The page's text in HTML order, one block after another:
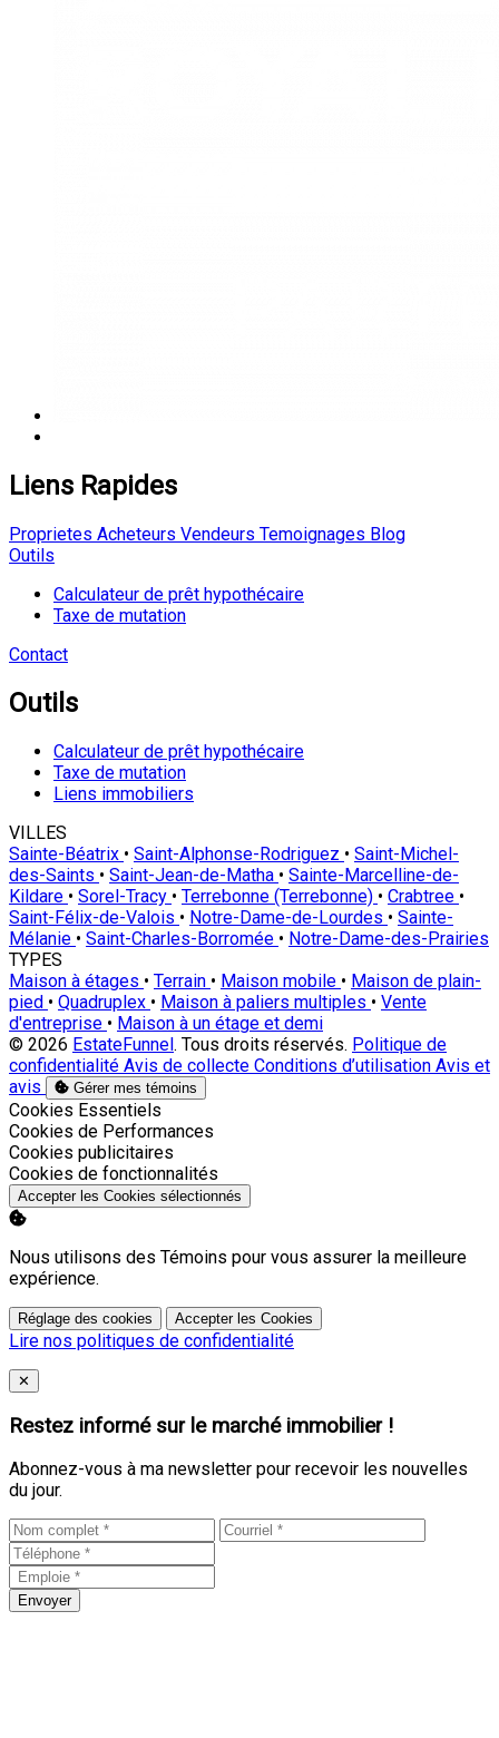
Liens Rapides
Proprietes Acheteurs Vendeurs Temoignages Blog
Outils
Calculateur de prêt hypothécaire
Taxe de mutation
Contact
Outils
Calculateur de prêt hypothécaire
Taxe de mutation
Liens immobiliers
VILLES
Sainte-Béatrix • Saint-Alphonse-Rodriguez • Saint-Michel-
des-Saints • Saint-Jean-de-Matha • Sainte-Marcelline-de-
Kildare • Sorel-Tracy • Terrebonne (Terrebonne) • Crabtree •
Saint-Félix-de-Valois • Notre-Dame-de-Lourdes • Sainte-
Mélanie • Saint-Charles-Borromée • Notre-Dame-des-Prairies
TYPES
Maison à étages • Terrain • Maison mobile • Maison de plain-
pied • Quadruplex • Maison à paliers multiples • Vente
d'entreprise • Maison à un étage et demi
© 2026 EstateFunnel. Tous droits réservés. Politique de
confidentialité Avis de collecte Conditions d’utilisation Avis et
avis
Gérer mes témoins
Activer
Cookies Essentiels
Activer
Cookies de Performances
Activer
Cookies publicitaires
Activer
Cookies de fonctionnalités
Accepter les Cookies sélectionnés
Nous utilisons des Témoins pour vous assurer la meilleure
expérience.
Réglage des cookies Accepter les Cookies
Lire nos politiques de confidentialité
Close
✕
Restez informé sur le marché immobilier !
Abonnez-vous à ma newsletter pour recevoir les nouvelles
du jour.
Envoyer